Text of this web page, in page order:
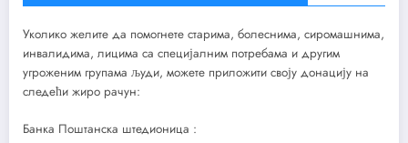
Уколико желите да помогнете старима, болеснима, сиромашнима,
инвалидима, лицима са специјалним потребама и другим
угроженим групама људи, можете приложити своју донацију на
следећи жиро рачун:
Банка Поштанска штедионица :